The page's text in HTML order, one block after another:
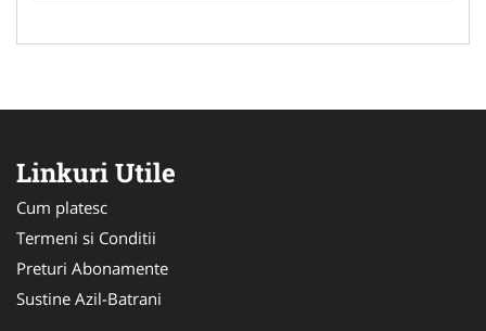
Linkuri Utile
Cum platesc
Termeni si Conditii
Preturi Abonamente
Sustine Azil-Batrani